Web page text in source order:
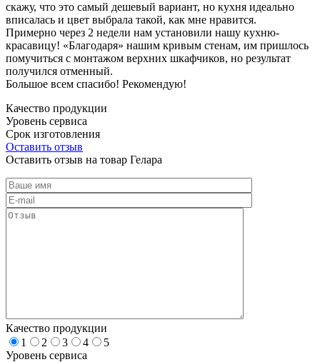
скажу, что это самый дешевый вариант, но кухня идеально
вписалась и цвет выбрала такой, как мне нравится.
Примерно через 2 недели нам установили нашу кухню-
красавицу! «Благодаря» нашим кривым стенам, им пришлось
помучиться с монтажом верхних шкафчиков, но результат
получился отменный.
Большое всем спасибо! Рекомендую!
Качество продукции
Уровень сервиса
Срок изготовления
Оставить отзыв
Оставить отзыв на товар Гелара
Качество продукции
1
2 3 4
5
Уровень сервиса